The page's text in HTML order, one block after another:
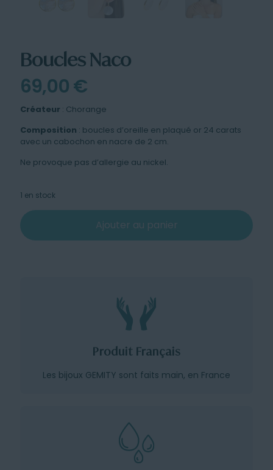
Boucles Naco
69,00€
Créateur : Chorange
Composition : boucles d’oreille en plaqué or 24 carats
avec un cabochon en nacre de 2 cm.
Ne provoque pas d’allergie au nickel.
1 en stock
Ajouter au panier
Produit Français
Les bijoux GEMITY sont faits main, en France